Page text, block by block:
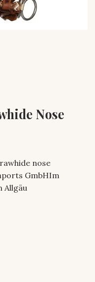
Nose
nose
GmbHIm
Allgäu